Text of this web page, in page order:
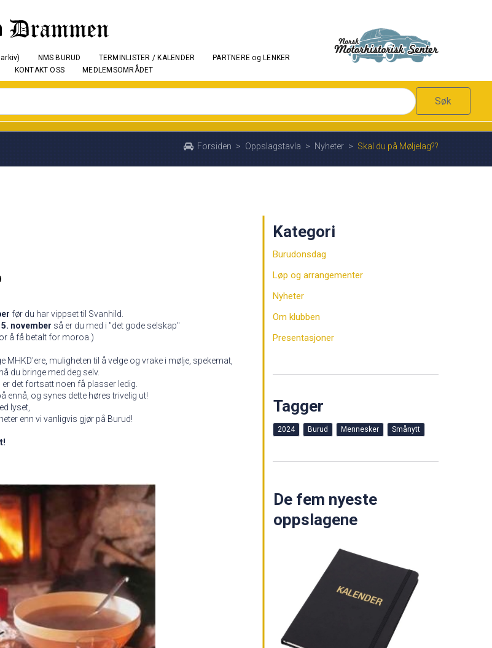
NMS BURUD TERMINLISTER / KALENDER
PARTNERE og LENKER
KONTAKT OSS MEDLEMSOMRÅDET
Søk
Forsiden > Oppslagstavla > Nyheter > Skal du på Møljelag??
før du har vippset til Svanhild.
november så er du med i "det gode selskap"
å få betalt for moroa.)
muligheten til å velge og vrake i mølje, spekemat,
du bringe med deg selv.
det fortsatt noen få plasser ledig.
ennå, og synes dette høres trivelig ut!
lyset,
enn vi vanligvis gjør på Burud!
Kategori
Burudonsdag
Løp og arrangementer
Nyheter
Om klubben
Presentasjoner
Tagger
2024 Burud Mennesker Smånytt
De fem nyeste
oppslagene